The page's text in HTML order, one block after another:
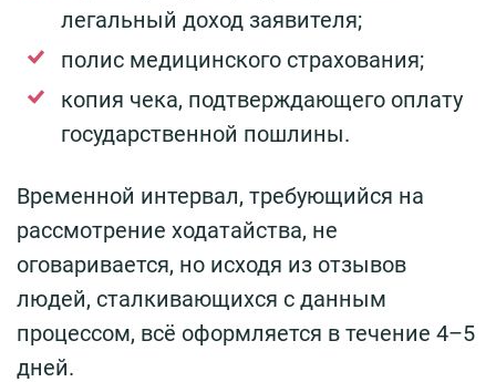
легальный доход заявителя;
полис медицинского страхования;
копия чека, подтверждающего оплату
государственной пошлины.
Временной интервал, требующийся на
рассмотрение ходатайства, не
оговаривается, но исходя из отзывов
людей, сталкивающихся с данным
процессом, всё оформляется в течение 4–5
дней.